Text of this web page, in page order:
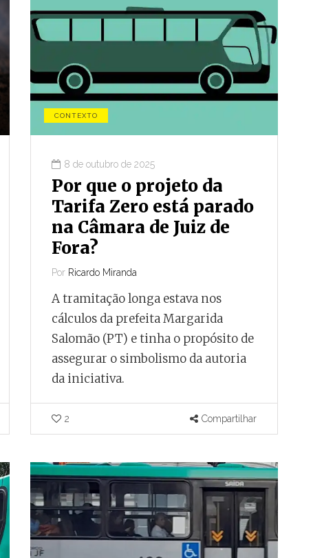
CONTEXTO
8 de outubro de 2025
Por que o projeto da
Tarifa Zero está parado
na Câmara de Juiz de
Fora?
Por Ricardo Miranda
A tramitação longa estava nos
cálculos da prefeita Margarida
Salomão (PT) e tinha o propósito de
assegurar o simbolismo da autoria
da iniciativa.
2 Compartilhar